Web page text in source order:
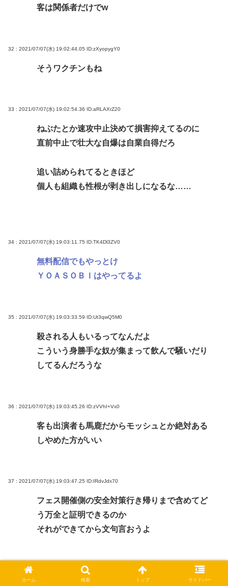
客は関係者だけでw
32 : 2021/07/07(水) 19:02:44.05 ID:zXyopygY0
そうワクチンもね
33 : 2021/07/07(水) 19:02:54.36 ID:aRLAXrZ20
ねぶたとか速攻中止決めて損害抑えてるのに
直前中止で壮大な自爆は自業自得だろ
追い詰められてるときほど
個人も組織も性根が剥き出しになるな……
34 : 2021/07/07(水) 19:03:11.75 ID:TK4Dl3ZV0
無料配信でもやっとけ
ＹＯＡＳＯＢＩはやってるよ
35 : 2021/07/07(水) 19:03:33.59 ID:Ut3qwQ5M0
殺される人もいるってなんだよ
こういう身勝手な奴が集まって飲んで騒いだり
してるんだろうな
36 : 2021/07/07(水) 19:03:45.26 ID:zVVhI+Vx0
客も出演者も馬鹿だからモッシュとか絶対ある
しやめた方がいい
37 : 2021/07/07(水) 19:03:47.25 ID:IRdvJdx70
フェス開催側の安全対策行き帰りまで含めてど
う万全と証明できるのか
それができてから文句言おうよ
38 : 2021/07/07(水) 19:03:53.28ID:dRgty3pY0
ホーム 検索 トップ サイドバー